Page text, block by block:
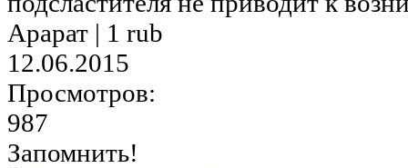
Арарат | 1 rub
12.06.2015
Просмотров:
987
Запомнить!